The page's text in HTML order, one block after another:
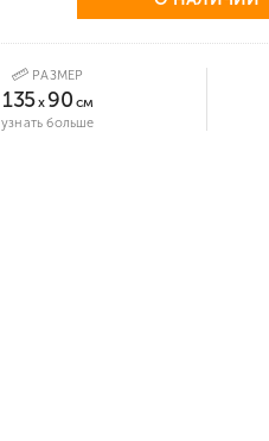
РАЗМЕР
135x 90 см
узнать больше